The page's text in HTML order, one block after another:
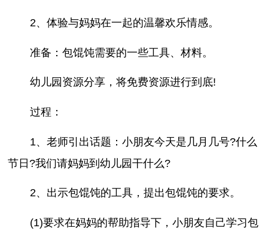
2、体验与妈妈在一起的温馨欢乐情感。
准备：包馄饨需要的一些工具、材料。
幼儿园资源分享，将免费资源进行到底!
过程：
1、老师引出话题：小朋友今天是几月几号?什么
节日?我们请妈妈到幼儿园干什么?
2、出示包馄饨的工具，提出包馄饨的要求。
(1)要求在妈妈的帮助指导下，小朋友自己学习包